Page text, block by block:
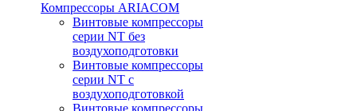
Компрессоры ARIACOM
Винтовые компрессоры
серии NT без
воздухоподготовки
Винтовые компрессоры
серии NT c
воздухоподготовкой
Винтовые компрессоры